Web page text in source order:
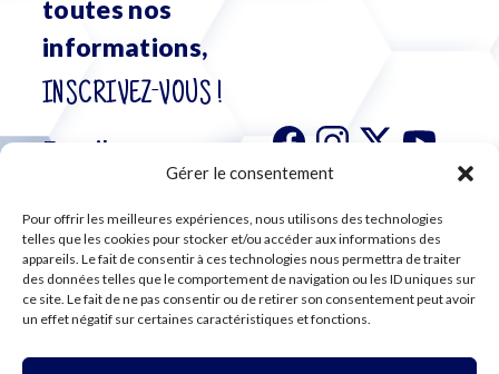
Gérer le consentement
Pour offrir les meilleures expériences, nous utilisons des technologies
telles que les cookies pour stocker et/ou accéder aux informations des
appareils. Le fait de consentir à ces technologies nous permettra de traiter
des données telles que le comportement de navigation ou les ID uniques sur
ce site. Le fait de ne pas consentir ou de retirer son consentement peut avoir
un effet négatif sur certaines caractéristiques et fonctions.
toutes nos
informations,
INSCRIVEZ-VOUS !
S'abonner à
notre
newsletter